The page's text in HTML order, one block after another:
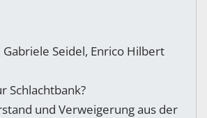
Seidel, Enrico Hilbert
Schlachtbank?
und Verweigerung aus der